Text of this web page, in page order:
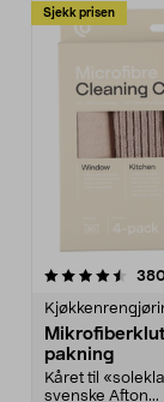
Sjekk prisen
pakning
Kåret til
svenske Afton...
4.5av 5